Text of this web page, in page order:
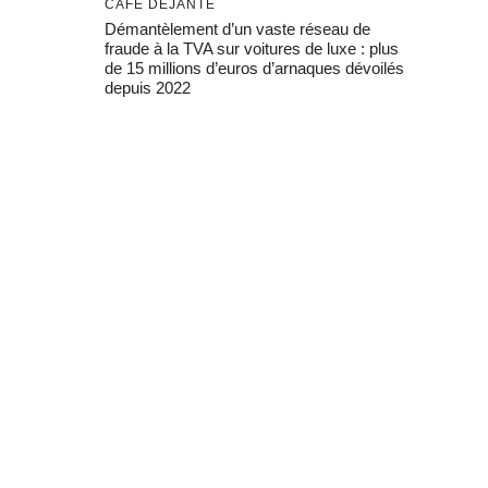
CAFÉ DÉJANTÉ
Démantèlement d’un vaste réseau de
fraude à la TVA sur voitures de luxe : plus
de 15 millions d’euros d’arnaques dévoilés
depuis 2022